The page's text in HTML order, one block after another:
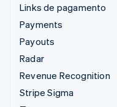
Links de pagamento
Payments
Payouts
Radar
Revenue Recognition
Stripe Sigma